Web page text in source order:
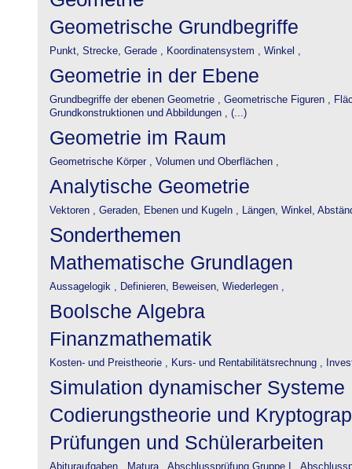
Geometrische Grundbegriffe
Punkt, Strecke, Gerade , Koordinatensystem , Winkel ,
Geometrie in der Ebene
Grundbegriffe der ebenen Geometrie , Geometrische Figuren ,
Grundkonstruktionen und Abbildungen , (...)
Geometrie im Raum
Geometrische Körper , Volumen und Oberflächen ,
Analytische Geometrie
Vektoren , Geraden, Ebenen und Kugeln , Längen, Winkel,
Sonderthemen
Mathematische Grundlagen
Aussagelogik , Definieren, Beweisen, Wiederlegen ,
Boolsche Algebra
Finanzmathematik
Kosten- und Preistheorie , Kurs- und Rentabilitätsrechnung ,
Simulation dynamischer Systeme
Codierungstheorie und
Prüfungen und Schülerarbeiten
Abituraufgaben , Matura , Abschlussprüfung Gruppe I ,